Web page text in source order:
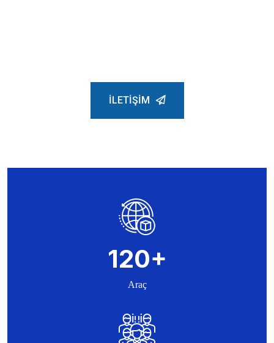
İLETIŞIM
120+
Araç